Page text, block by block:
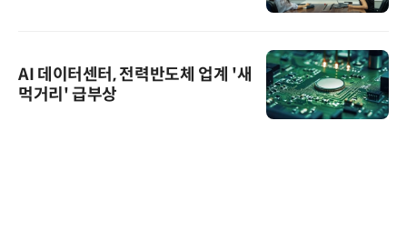
AI 데이터센터, 전력반도체 업계 '새
먹거리' 급부상